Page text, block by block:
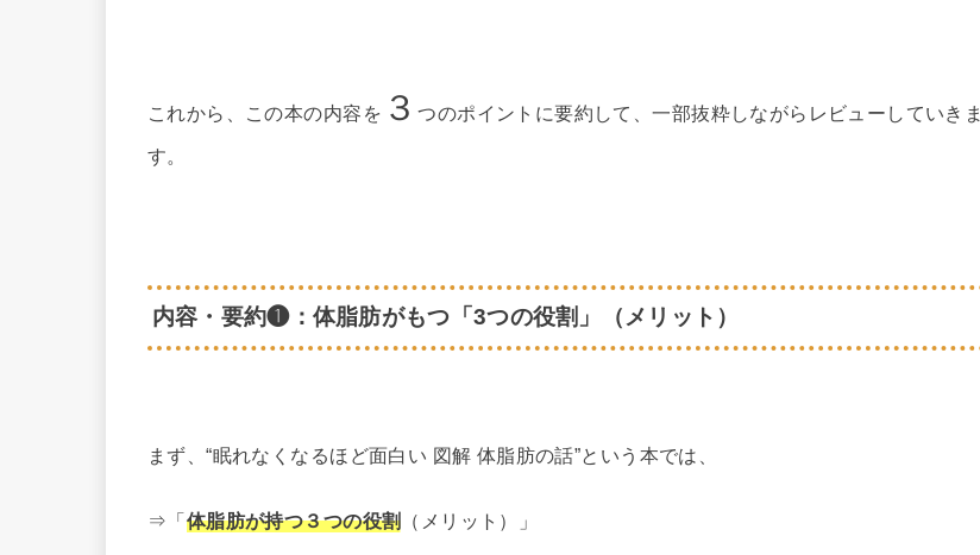
これから、この本の内容を ３つのポイントに要約して、一部抜粋しながらレビューしていきま
す。
内容・要約❶：体脂肪がもつ「3つの役割」（メリット）
まず、“眠れなくなるほど面白い 図解 体脂肪の話”という本では、
⇒「体脂肪が持つ３つの役割 （メリット）」